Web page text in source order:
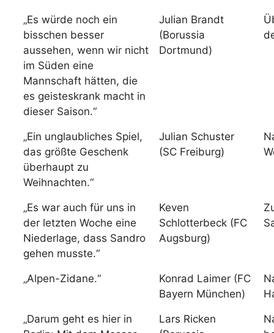
„Es würde noch ein
bisschen besser
aussehen, wenn wir nicht
im Süden eine
Mannschaft hätten, die
es geisteskrank macht in
dieser Saison.“
Julian Brandt
(Borussia
Dortmund)
„Ein unglaubliches Spiel,
das größte Geschenk
überhaupt zu
Weihnachten.“
Julian Schuster
(SC Freiburg)
„Es war auch für uns in
der letzten Woche eine
Niederlage, dass Sandro
gehen musste.“
Keven
Schlotterbeck (FC
Augsburg)
„Alpen-Zidane.“
Konrad Laimer (FC
Bayern München)
„Darum geht es hier in
Lars Ricken